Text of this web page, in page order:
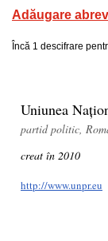
Adăugare
Încă 1 descifrare
Uniunea
partid politic,
creat în 2010
http://www.unpr.eu